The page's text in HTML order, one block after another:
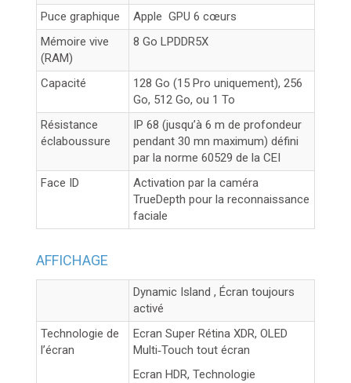
Puce graphique
Apple GPU 6 cœurs
Mémoire vive
(RAM)
8 Go LPDDR5X
Capacité
128 Go (15 Pro uniquement), 256
Go, 512 Go, ou 1 To
Résistance
éclaboussure
IP 68 (jusqu’à 6 m de profondeur
pendant 30 mn maximum) défini
par la norme 60529 de la CEI
Face ID
Activation par la caméra
TrueDepth pour la reconnaissance
faciale
AFFICHAGE
Dynamic Island , Écran toujours
activé
Technologie de
l’écran
Ecran Super Rétina XDR, OLED
Multi‑Touch tout écran
Ecran HDR, Technologie